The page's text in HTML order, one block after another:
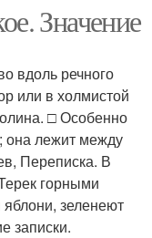
Значение
вдоль речного
или в холмистой
□ Особенно
она лежит между
Переписка. В
горными
зеленеют
записки.